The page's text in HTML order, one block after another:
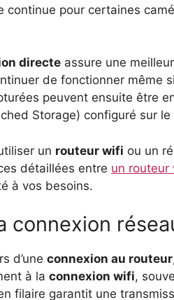
continue pour certaines
directe assure une
de fonctionner même
peuvent ensuite être
Storage) configuré sur le
un routeur wifi ou un
détaillées entre un routeur
à vos besoins.
connexion
d’une connexion au routeur
à la connexion wifi,
filaire garantit une